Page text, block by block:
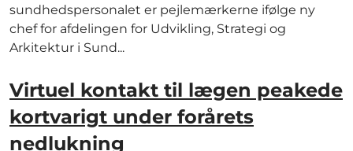
sundhedspersonalet er pejlemærkerne ifølge ny
chef for afdelingen for Udvikling, Strategi og
Arkitektur i Sund...
Virtuel kontakt til lægen peakede
kortvarigt under forårets
nedlukning